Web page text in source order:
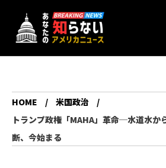
HOME
米国政治
トランプ政権「MAHA」革命─水道水か
断、今始まる